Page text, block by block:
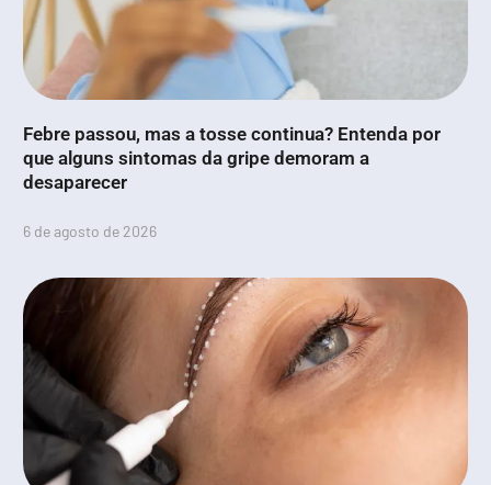
Febre passou, mas a tosse continua? Entenda por
que alguns sintomas da gripe demoram a
desaparecer
6 de agosto de 2026